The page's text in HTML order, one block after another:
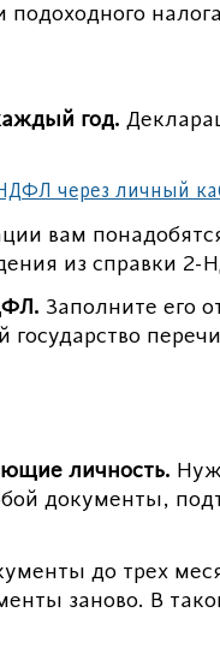
подоходного
год.
через личный
вам
из справки
Заполните его
государство
личность.
документы,
до трех
заново. В